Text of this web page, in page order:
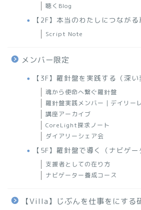
聴くBlog
【2F】本当のわたしにつながる
Script Note
メンバー限定
【3F】羅針盤を実践する（深い
魂から使命へ繋ぐ羅針盤
羅針盤実践メンバー｜デイリー
講座アーカイブ
CoreLight探求ノート
ダイアリーシェア会
【5F】羅針盤で導く（ナビゲー
支援者としての在り方
ナビゲーター養成コース
【Villa】じぶんを仕事をにする